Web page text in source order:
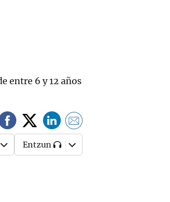
entre 6 y 12 años
Entzun